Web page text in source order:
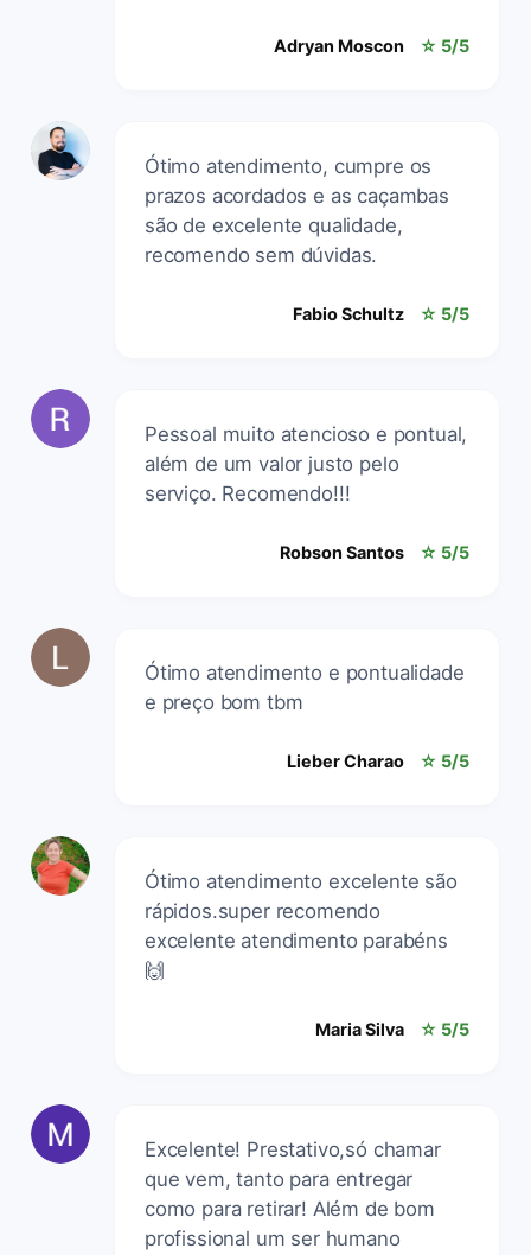
Adryan Moscon ☆ 5/5
Ótimo atendimento, cumpre os
prazos acordados e as caçambas
são de excelente qualidade,
recomendo sem dúvidas.
Fabio Schultz ☆ 5/5
Pessoal muito atencioso e pontual,
além de um valor justo pelo
serviço. Recomendo!!!
Robson Santos ☆ 5/5
Ótimo atendimento e pontualidade
e preço bom tbm
Lieber Charao ☆ 5/5
Ótimo atendimento excelente são
rápidos.super recomendo
excelente atendimento parabéns
🙌
Maria Silva ☆ 5/5
Excelente! Prestativo,só chamar
que vem, tanto para entregar
como para retirar! Além de bom
profissional um ser humano